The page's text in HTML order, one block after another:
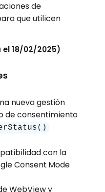
de
que utilicen
el 18/02/2025)
nueva gestión
de consentimiento
con la
Consent Mode
WebView y